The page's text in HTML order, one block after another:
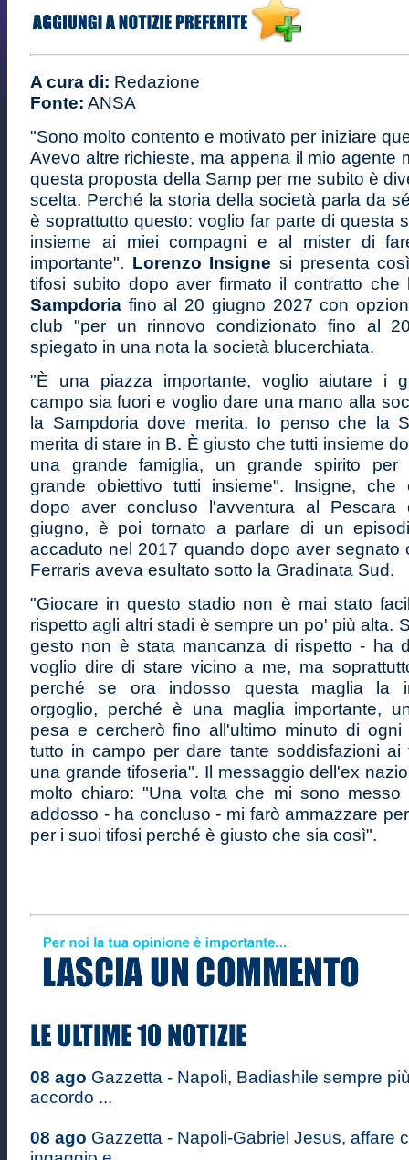
A cura di: Redazione
Fonte: ANSA
"Sono molto contento e motivato per iniziare
Avevo altre richieste, ma appena il mio agente
questa proposta della Samp per me subito è
scelta. Perché la storia della società parla da
è soprattutto questo: voglio far parte di questa
insieme ai miei compagni e al mister di
importante". Lorenzo Insigne si presenta
tifosi subito dopo aver firmato il contratto che
Sampdoria fino al 20 giugno 2027 con
club "per un rinnovo condizionato fino al
spiegato in una nota la società blucerchiata.
"È una piazza importante, voglio aiutare i
campo sia fuori e voglio dare una mano alla
la Sampdoria dove merita. Io penso che la
merita di stare in B. È giusto che tutti insieme
una grande famiglia, un grande spirito per
grande obiettivo tutti insieme". Insigne, che
dopo aver concluso l'avventura al Pescara
giugno, è poi tornato a parlare di un
accaduto nel 2017 quando dopo aver segnato
Ferraris aveva esultato sotto la Gradinata Sud.
"Giocare in questo stadio non è mai stato
rispetto agli altri stadi è sempre un po' più alta.
gesto non è stata mancanza di rispetto - ha
voglio dire di stare vicino a me, ma
perché se ora indosso questa maglia la
orgoglio, perché è una maglia importante,
pesa e cercherò fino all'ultimo minuto di ogni
tutto in campo per dare tante soddisfazioni ai
una grande tifoseria". Il messaggio dell'ex
molto chiaro: "Una volta che mi sono messo
addosso - ha concluso - mi farò ammazzare
per i suoi tifosi perché è giusto che sia così".
08 ago Gazzetta - Napoli, Badiashile sempre
accordo ...
08 ago Gazzetta - Napoli-Gabriel Jesus, affare